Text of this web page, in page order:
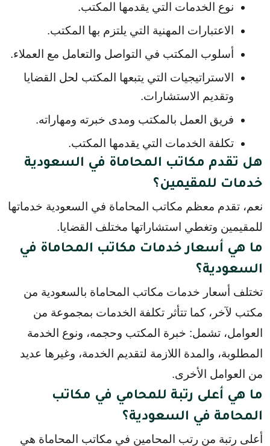
نوع الخدمات التي يقدمها المكتب.
الاعتبارات المهنية التي يلتزم بها المكتب.
أسلوب المكتب في التواصل والتعامل مع العملاء.
وتقديم الاستشارات.
فريق العمل بالمكتب ومدى خبرته ومهاراته.
تكلفة الخدمات التي يقدمها المكتب.
هل تقدم مكاتب المحاماة في السعودية
خدمات للمقيمين؟
للمقيمين وتغطي استشاراتها مختلف القضايا.
ما هي أسعار خدمات مكاتب المحاماة في
السعودية؟
تختلف أسعار خدمات مكاتب المحاماة بالسعودية من
مكتب لآخر، كما تتأثر تكلفة الخدمات بمجموعة من
العوامل، تشمل: خبرة المكتب وحجمه، ونوع الخدمة
المطلوبة، والمدة اللازمة لتقديم الخدمة، وغيرها عديد
من العوامل الأخرى.
ما هي أعلى رتبة للمحامي في مكاتب
المحامة في السعودية؟
أعلى رتبة من رتب المحامين في مكاتب المحاماة هي